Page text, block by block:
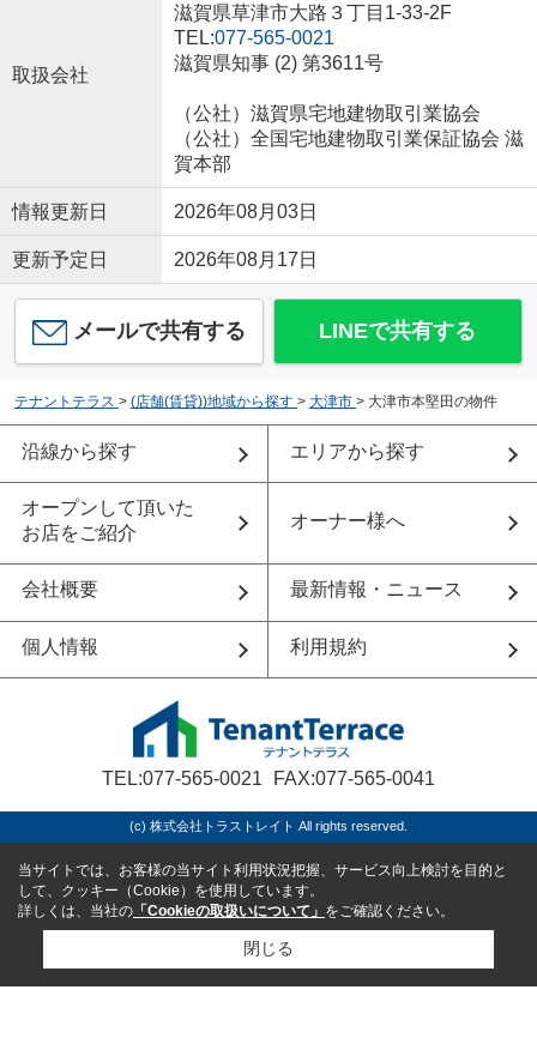
取扱会社
滋賀県草津市大路３丁目1-33-2F
TEL:077-565-0021
滋賀県知事 (2) 第3611号
（公社）滋賀県宅地建物取引業協会
（公社）全国宅地建物取引業保証協会 滋
賀本部
情報更新日 2026年08月03日
更新予定日 2026年08月17日
メールで共有する LINEで共有する
テナントテラス > (店舗(賃貸))地域から探す > 大津市 > 大津市本堅田の物件
沿線から探す エリアから探す
オープンして頂いた
お店をご紹介
オーナー様へ
会社概要 最新情報・ニュース
個人情報 利用規約
TEL:077-565-0021 FAX:077-565-0041
(c) 株式会社トラストレイト All rights reserved.
当サイトでは、お客様の当サイト利用状況把握、サービス向上検討を目的と
して、クッキー（Cookie）を使用しています。
詳しくは、当社の 「Cookieの取扱いについて」 をご確認ください。
閉じる